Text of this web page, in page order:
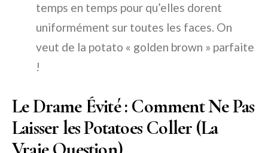
temps en temps pour qu’elles dorent
uniformément sur toutes les faces. On
veut de la potato « golden brown » parfaite
!
Le Drame Évité : Comment Ne Pas
Laisser les Potatoes Coller (La